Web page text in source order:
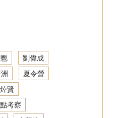
劉偉成
夏令營
賢
考察